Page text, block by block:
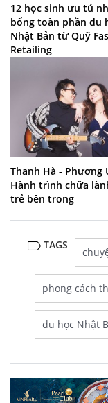
12 học sinh ưu tú
bổng toàn phần du
Nhật Bản từ Quỹ
Retailing
Thanh Hà - Phương
Hành trình chữa
trẻ bên trong
TAGS
phong cách
du học Nhật